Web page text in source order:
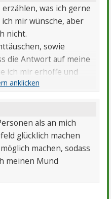
was ich gerne
mir wünsche, aber
nicht.
sowie
die Antwort auf meine
ich mir erhoffe und
und ich nur noch
als an mich
glücklich machen
machen, sodass
meinen Mund